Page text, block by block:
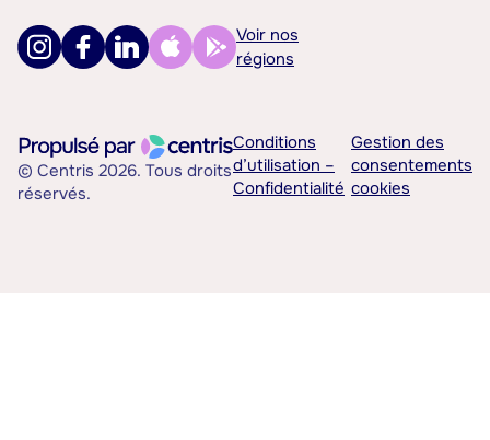
Voir nos
régions
© Centris 2026. Tous droits
réservés.
Conditions
d’utilisation –
Confidentialité
Gestion des
consentements
cookies